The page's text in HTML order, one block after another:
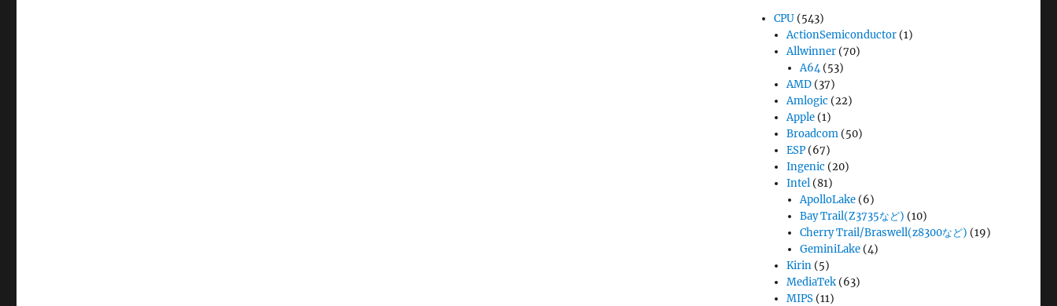
CPU (543)
ActionSemiconductor (1)
Allwinner (70)
A64(53)
AMD (37)
Amlogic (22)
Apple (1)
Broadcom (50)
ESP (67)
Ingenic (20)
Intel (81)
ApolloLake(6)
Bay Trail(Z3735など) (10)
Cherry Trail/Braswell(z8300など) (19)
GeminiLake(4)
Kirin (5)
MediaTek (63)
MIPS (11)